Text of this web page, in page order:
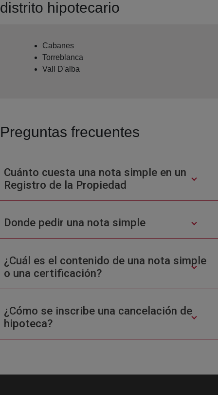
distrito hipotecario
Cabanes
Torreblanca
Vall D'alba
Preguntas frecuentes
Cuánto cuesta una nota simple en un
Registro de la Propiedad
Donde pedir una nota simple
¿Cuál es el contenido de una nota simple
o una certificación?
¿Cómo se inscribe una cancelación de
hipoteca?